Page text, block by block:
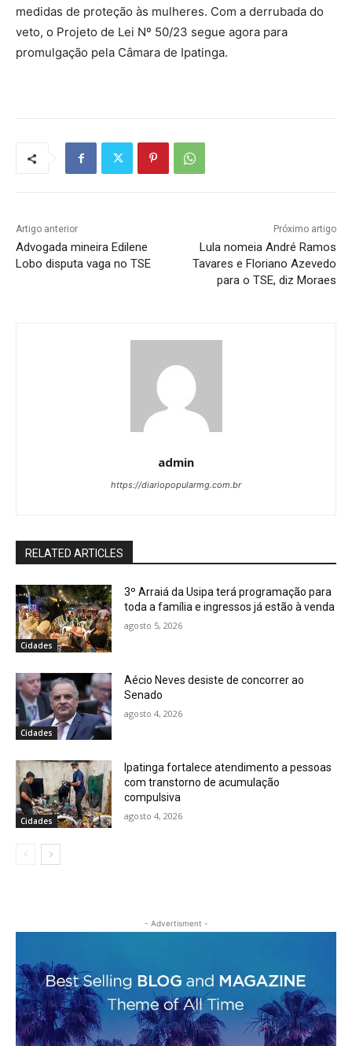
medidas de proteção às mulheres. Com a derrubada do
veto, o Projeto de Lei Nº 50/23 segue agora para
promulgação pela Câmara de Ipatinga.
Artigo anterior
Advogada mineira Edilene
Lobo disputa vaga no TSE
Próximo artigo
Lula nomeia André Ramos
Tavares e Floriano Azevedo
para o TSE, diz Moraes
admin
https://diariopopularmg.com.br
RELATED ARTICLES
Cidades
3º Arraiá da Usipa terá programação para
toda a família e ingressos já estão à venda
agosto 5, 2026
Cidades
Aécio Neves desiste de concorrer ao
Senado
agosto 4, 2026
Cidades
Ipatinga fortalece atendimento a pessoas
com transtorno de acumulação
compulsiva
agosto 4, 2026
- Advertisment -